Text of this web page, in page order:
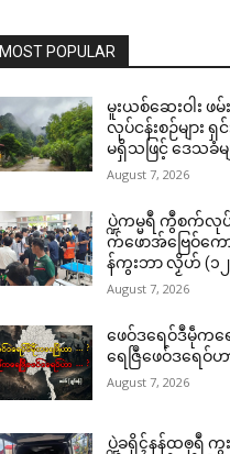
MOST POPULAR
မူးယစ်ဆေးဝါး ဖ
လုပ်ငန်းစဉ်များ
မရှိသဖြင့် ဒေသခံမျ
August 7, 2026
ပ္ဍဲကမ္မရဳ ကွဳစက်လုပ်
က်ဖောအ်ဗြေဝ်ကေ
န်ကွးဘာ လၟိဟ် (၁၂
August 7, 2026
ဖေဝ်ဒရေဝ်ဒဳမဵုကရ
ရေဇြဳဖေဝ်ဒရေဝ်ဟ
August 7, 2026
ပ္ဍဲခရိုၚ်နန်ထၜုရဳ